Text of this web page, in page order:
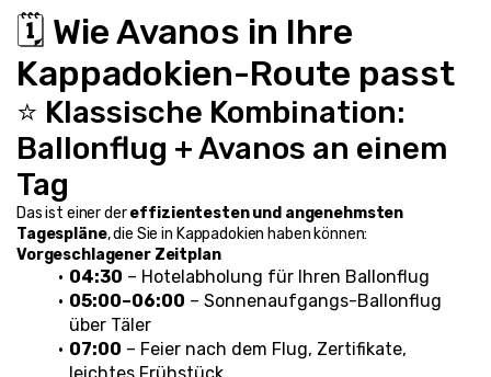
🗓️ Wie Avanos in Ihre
Kappadokien-Route passt
⭐ Klassische Kombination:
Ballonflug + Avanos an einem
Tag
Das ist einer der effizientesten und angenehmsten
Tagespläne, die Sie in Kappadokien haben können:
Vorgeschlagener Zeitplan
04:30 – Hotelabholung für Ihren Ballonflug
05:00–06:00 – Sonnenaufgangs-Ballonflug
über Täler
07:00 – Feier nach dem Flug, Zertifikate,